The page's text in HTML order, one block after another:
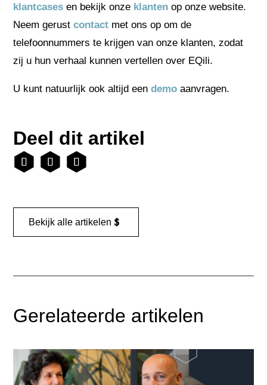
klantcases en bekijk onze klanten op onze website.
Neem gerustcontact met ons op om de
telefoonnummers te krijgen van onze klanten, zodat
zij u hun verhaal kunnen vertellen over EQili.
U kunt natuurlijk ook altijd eendemo aanvragen.
Deel dit artikel
Bekijk alle artikelen
Gerelateerde artikelen